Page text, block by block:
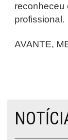
reconheceu
profissional.
AVANTE,